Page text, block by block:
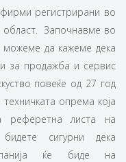
регистрирани во
област. Започнавме во
можеме да кажеме дека
за продажба и сервис
повеќе од 27 год
опрема која
листа на
сигурни дека
ќе биде на